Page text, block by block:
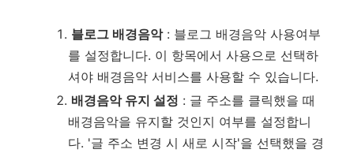
블로그 배경음악: 블로그 배경음악 사용여부
를 설정합니다. 이 항목에서 사용으로 선택하
셔야 배경음악 서비스를 사용할 수 있습니다.
배경음악 유지 설정 : 글 주소를 클릭했을 때
배경음악을 유지할 것인지 여부를 설정합니
다. '글 주소 변경 시 새로 시작'을 선택했을 경